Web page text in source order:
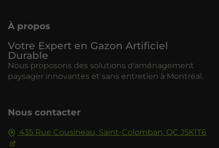
À propos
Votre Expert en Gazon Artificiel
Durable
Nous proposons des solutions d'aménagement
paysager innovantes et sans entretien à Montréal.
Nous contacter
435 Rue Cousineau, Saint-Colomban, QC J5K1T6